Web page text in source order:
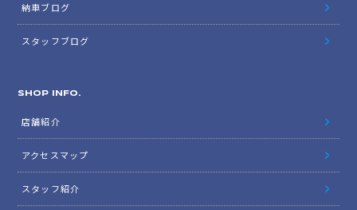
納車ブログ
スタッフブログ
SHOP INFO.
店舗紹介
アクセスマップ
スタッフ紹介